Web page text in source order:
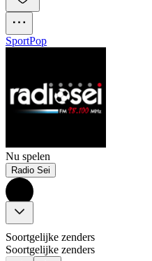
SportPop
Nu spelen
Radio Sei
Soortgelijke zenders
Soortgelijke zenders